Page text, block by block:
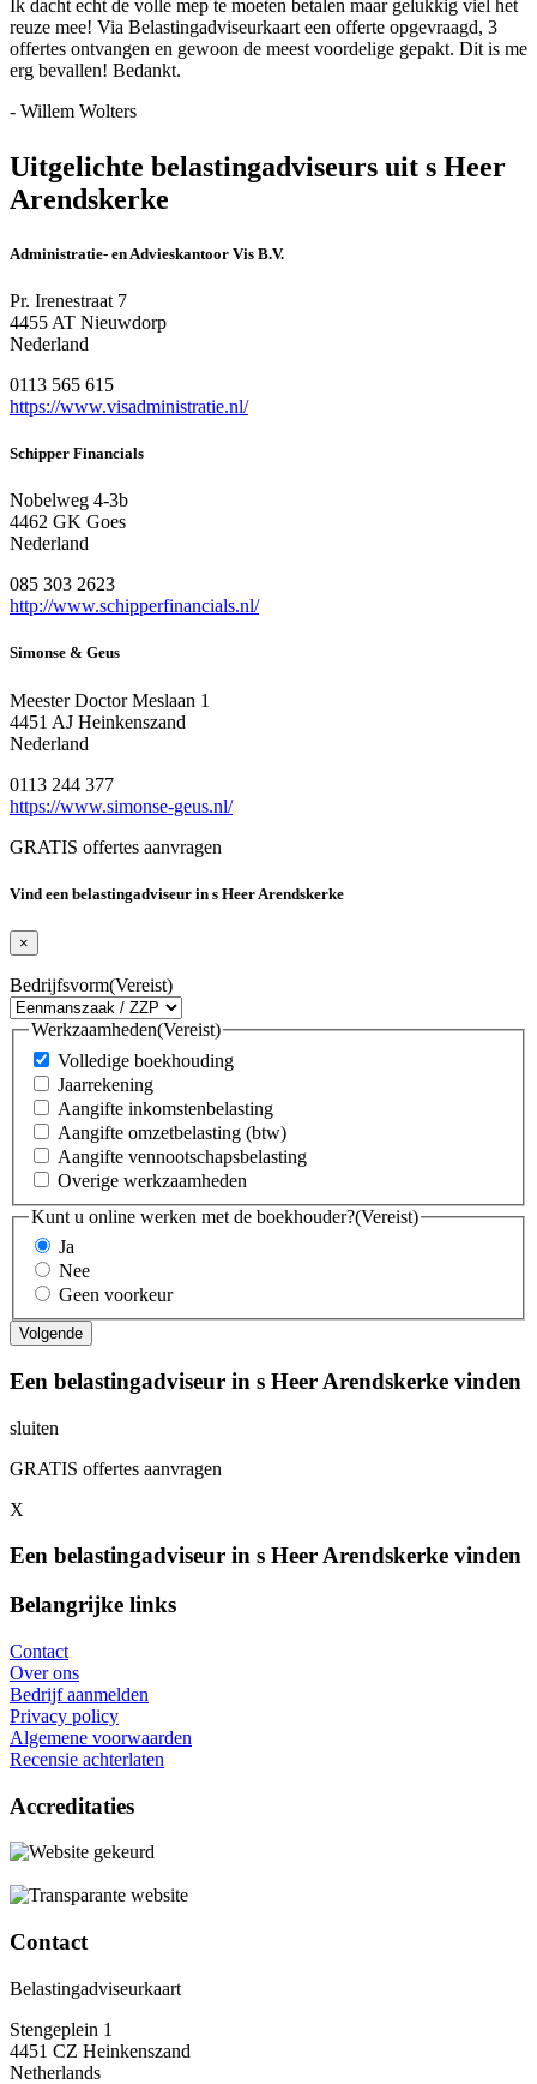
Ik dacht echt de volle mep te moeten betalen maar gelukkig viel het
reuze mee! Via Belastingadviseurkaart een offerte opgevraagd, 3
offertes ontvangen en gewoon de meest voordelige gepakt. Dit is me
erg bevallen! Bedankt.
- Willem Wolters
Uitgelichte belastingadviseurs uit s Heer
Arendskerke
Administratie- en Advieskantoor Vis B.V.
Pr. Irenestraat 7
4455 AT Nieuwdorp
Nederland
0113 565 615
https://www.visadministratie.nl/
Schipper Financials
Nobelweg 4-3b
4462 GK Goes
Nederland
085 303 2623
http://www.schipperfinancials.nl/
Simonse & Geus
Meester Doctor Meslaan 1
4451 AJ Heinkenszand
Nederland
0113 244 377
https://www.simonse-geus.nl/
GRATIS offertes aanvragen
Vind een belastingadviseur in s Heer Arendskerke
×
Bedrijfsvorm(Vereist)
Werkzaamheden(Vereist)
Volledige boekhouding
Jaarrekening
Aangifte inkomstenbelasting
Aangifte omzetbelasting (btw)
Aangifte vennootschapsbelasting
Overige werkzaamheden
Kunt u online werken met de boekhouder?(Vereist)
Ja
Nee
Geen voorkeur
Een belastingadviseur in s Heer Arendskerke vinden
sluiten
GRATIS offertes aanvragen
X
Een belastingadviseur in s Heer Arendskerke vinden
Belangrijke links
Contact
Over ons
Bedrijf aanmelden
Privacy policy
Algemene voorwaarden
Recensie achterlaten
Accreditaties
Contact
Belastingadviseurkaart
Stengeplein 1
4451 CZ Heinkenszand
Netherlands